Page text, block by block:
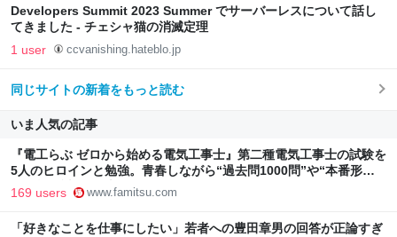
Developers Summit 2023 Summer でサーバーレスについて話し
てきました - チェシャ猫の消滅定理
1 user ccvanishing.hateblo.jp
同じサイトの新着をもっと読む
いま人気の記事
『電工らぶ ゼロから始める電気工事士』第二種電気工事士の試験を
5人のヒロインと勉強。青春しながら“過去問1000問”や“本番形式
CBT模擬試験”で本格的に学べるノベルゲーム | ゲーム・エンタメ
最新情報のファミ通.com
169 users www.famitsu.com
「好きなことを仕事にしたい」若者への豊田章男の回答が正論すぎ